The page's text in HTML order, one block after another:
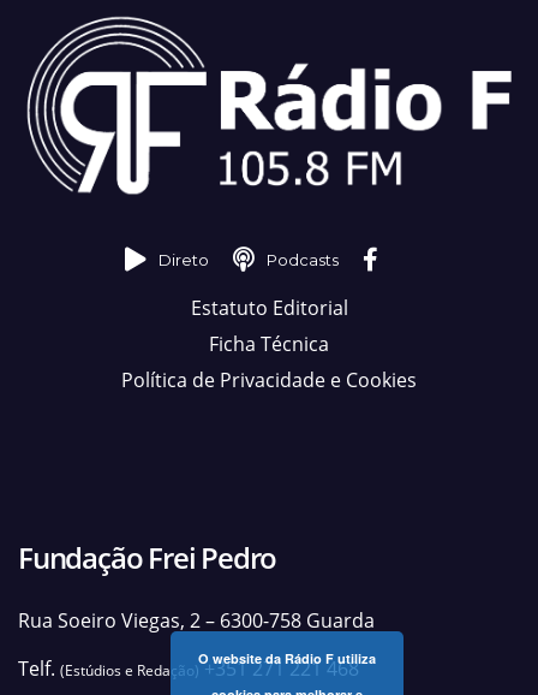
Direto Podcasts
Estatuto Editorial
Ficha Técnica
Política de Privacidade e Cookies
Fundação Frei Pedro
Rua Soeiro Viegas, 2 – 6300-758 Guarda
Telf. (Estúdios e Redação)+351 271 221 468
O website da Rádio F utiliza